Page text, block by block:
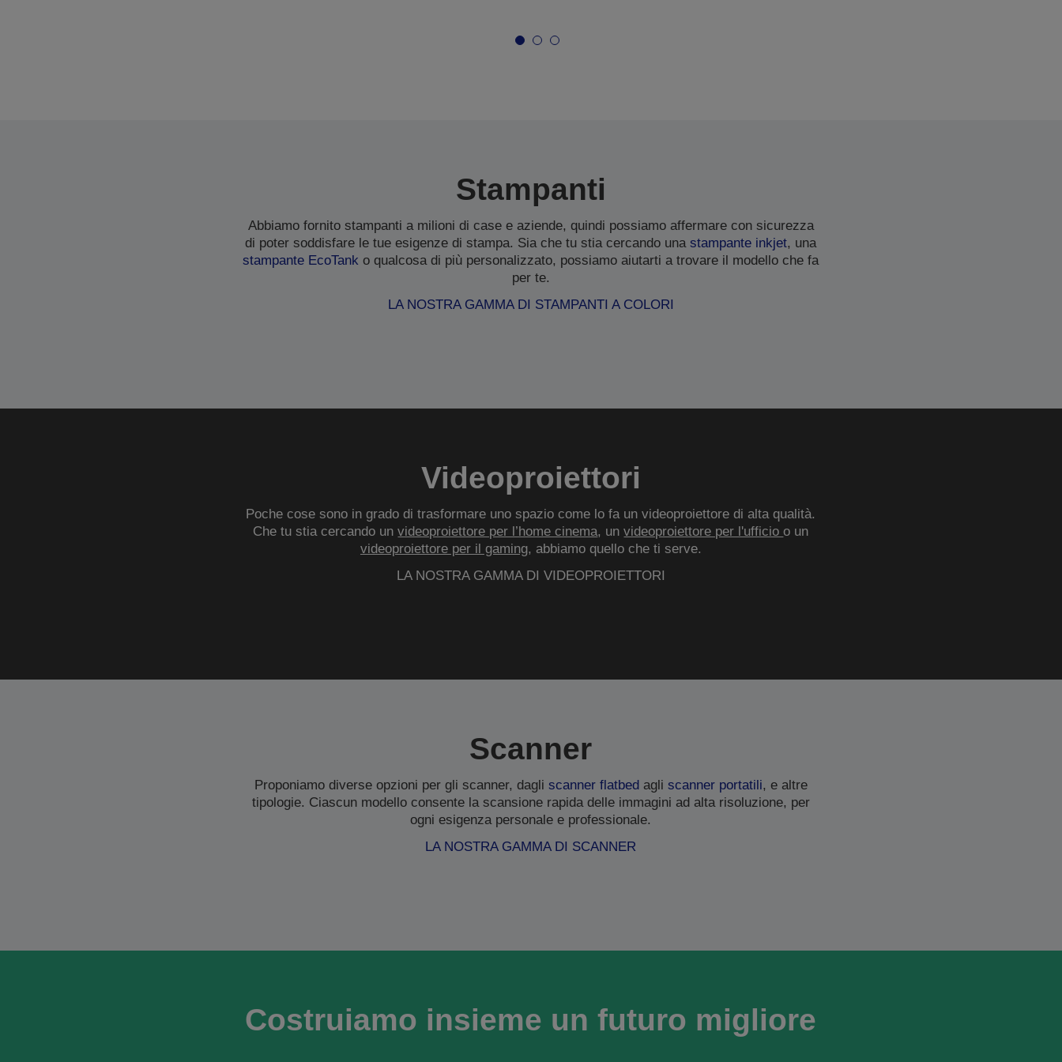
Stampanti
Abbiamo fornito stampanti a milioni di case e aziende, quindi possiamo affermare con sicurezza
di poter soddisfare le tue esigenze di stampa. Sia che tu stia cercando una stampante inkjet, una
stampante EcoTank o qualcosa di più personalizzato, possiamo aiutarti a trovare il modello che fa
per te.
LA NOSTRA GAMMA DI STAMPANTI A COLORI
Videoproiettori
Poche cose sono in grado di trasformare uno spazio come lo fa un videoproiettore di alta qualità.
Che tu stia cercando unvideoproiettore per l’home cinema, unvideoproiettore per l'ufficioo un
videoproiettore per il gaming, abbiamo quello che ti serve.
LA NOSTRA GAMMA DI VIDEOPROIETTORI
Scanner
Proponiamo diverse opzioni per gli scanner, dagli scanner flatbedagli scanner portatili, e altre
tipologie. Ciascun modello consente la scansione rapida delle immagini ad alta risoluzione, per
ogni esigenza personale e professionale.
LA NOSTRA GAMMA DI SCANNER
Costruiamo insieme un futuro migliore